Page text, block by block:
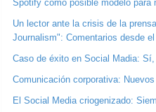
Spotify como posible modelo para
Un lector ante la crisis de la prensa
Journalism": Comentarios desde
Caso de éxito en Social Madia: Sí,
Comunicación corporativa:
El Social Media criogenizado: